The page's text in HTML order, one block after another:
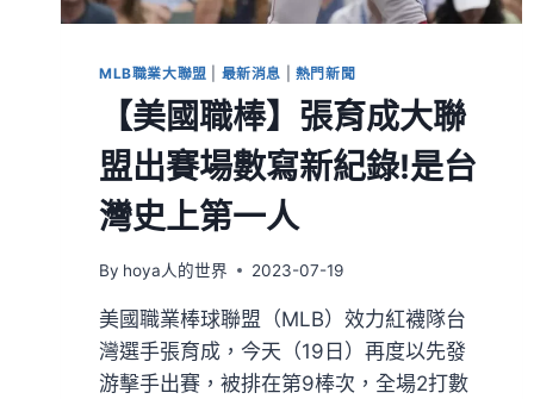
MLB職業大聯盟 最新消息 熱門新聞
【美國職棒】張育成大聯
盟出賽場數寫新紀錄!是台
灣史上第一人
By hoya人的世界 2023-07-19
美國職業棒球聯盟（MLB）效力紅襪隊台
灣選手張育成，今天（19日）再度以先發
游擊手出賽，被排在第9棒次，全場2打數